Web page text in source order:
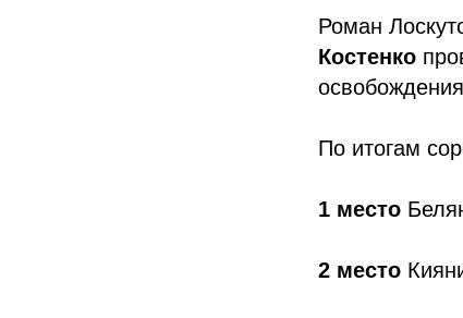
Роман
Костенко
По итогам
1 место
2 место